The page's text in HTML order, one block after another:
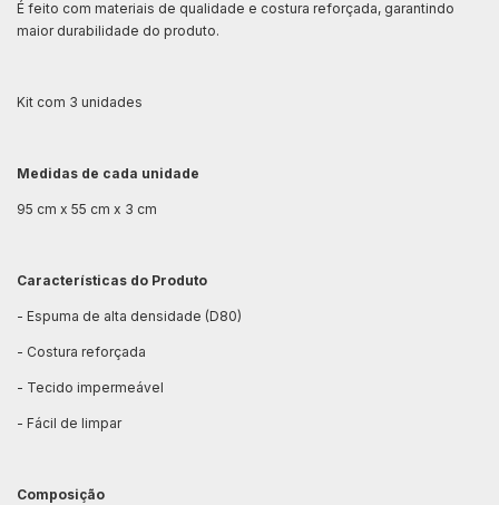
É feito com materiais de qualidade e costura reforçada, garantindo
maior durabilidade do produto.
Kit com 3 unidades
Medidas de cada unidade
95 cm x 55 cm x 3 cm
Características do Produto
- Espuma de alta densidade (D80)
- Costura reforçada
- Tecido impermeável
- Fácil de limpar
Composição